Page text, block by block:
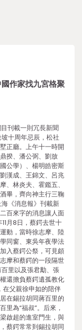
作家找九宮格聚
刊載一則冗長新聞
十周年忌辰，松社
正廳。上午十一時開
揆、潘公弼、劉放
公學）、楊明皓密斯
漢成、王錦文、呂兆
、林炎夫、霍鑑五、
畢，齊向神主行三鞠
《消息報》刊載新
百來字的消息讓人面
月8日，蔡鍔去世十
動，當時徐志摩、陸
同窗、東吳年夜學法
入蔡鍔公祭，可見頗
摩和蔡鍔的一段隔世
里以及張君勱、張
還擔負蔡鍔遺孤教化
在父親徐申如的陪伴
在錫拉胡同蔣百里的
里為“福叔”。后來，
啟超的進室門生，與
蔡鍔常常到錫拉胡同